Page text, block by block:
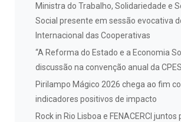
Ministra do Trabalho, Solidariedade e
Social presente em sessão evocativa
Internacional das Cooperativas
“A Reforma do Estado e a Economia
discussão na convenção anual da CPES
Pirilampo Mágico 2026 chega ao fim
indicadores positivos de impacto
Rock in Rio Lisboa e FENACERCI juntos